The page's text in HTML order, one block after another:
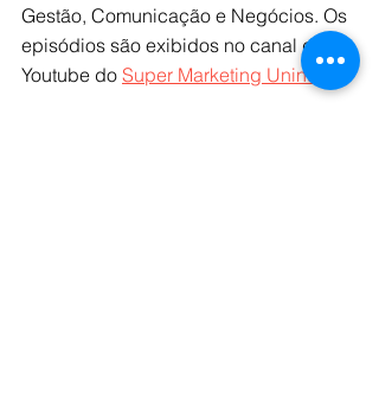
Gestão, Comunicação e Negócios. Os
episódios são exibidos no canal do
Youtube do Super Marketing Uninter